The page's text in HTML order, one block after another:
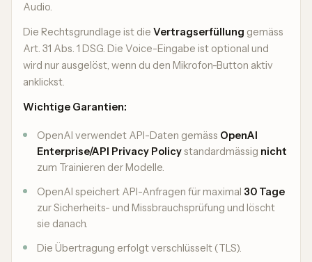
Audio.
Die Rechtsgrundlage ist die Vertragserfüllung gemäss
Art. 31 Abs. 1 DSG. Die Voice-Eingabe ist optional und
wird nur ausgelöst, wenn du den Mikrofon-Button aktiv
anklickst.
Wichtige Garantien:
OpenAI verwendet API-Daten gemäss OpenAI
Enterprise/API Privacy Policystandardmässig nicht
zum Trainieren der Modelle.
OpenAI speichert API-Anfragen für maximal 30 Tage
zur Sicherheits- und Missbrauchsprüfung und löscht
sie danach.
Die Übertragung erfolgt verschlüsselt (TLS).